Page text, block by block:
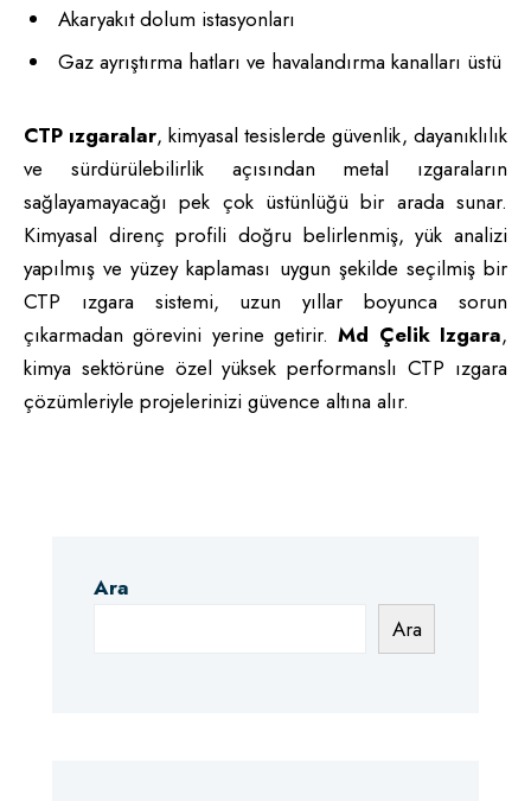
Akaryakıt dolum istasyonları
Gaz ayrıştırma hatları ve havalandırma kanalları üstü
CTP ızgaralar, kimyasal tesislerde güvenlik, dayanıklılık
ve sürdürülebilirlik açısından metal ızgaraların
sağlayamayacağı pek çok üstünlüğü bir arada sunar.
Kimyasal direnç profili doğru belirlenmiş, yük analizi
yapılmış ve yüzey kaplaması uygun şekilde seçilmiş bir
CTP ızgara sistemi, uzun yıllar boyunca sorun
çıkarmadan görevini yerine getirir.Md Çelik Izgara,
kimya sektörüne özel yüksek performanslı CTP ızgara
çözümleriyle projelerinizi güvence altına alır.
Ara
Ara